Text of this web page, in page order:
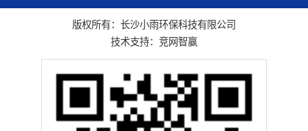
版权所有：长沙小雨环保科技有限公司
技术支持： 竞网智赢